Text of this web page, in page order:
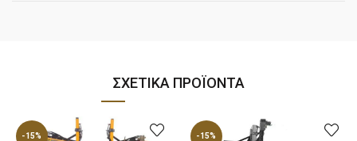
ΣΧΕΤΙΚΆ ΠΡΟΪΌΝΤΑ
-15% -15%